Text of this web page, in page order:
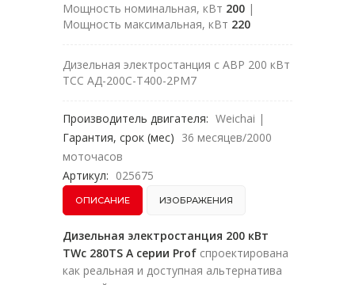
Мощность номинальная, кВт 200 |
Мощность максимальная, кВт 220
Дизельная электростанция с АВР 200 кВт
ТСС АД-200С-Т400-2РМ7
Производитель двигателя: Weichai |
Гарантия, срок (мес) 36 месяцев/2000
моточасов
Артикул: 025675
ОПИСАНИЕ ИЗОБРАЖЕНИЯ
Дизельная электростанция 200 кВт
TWc 280TS A серии Prof спроектирована
как реальная и доступная альтернатива